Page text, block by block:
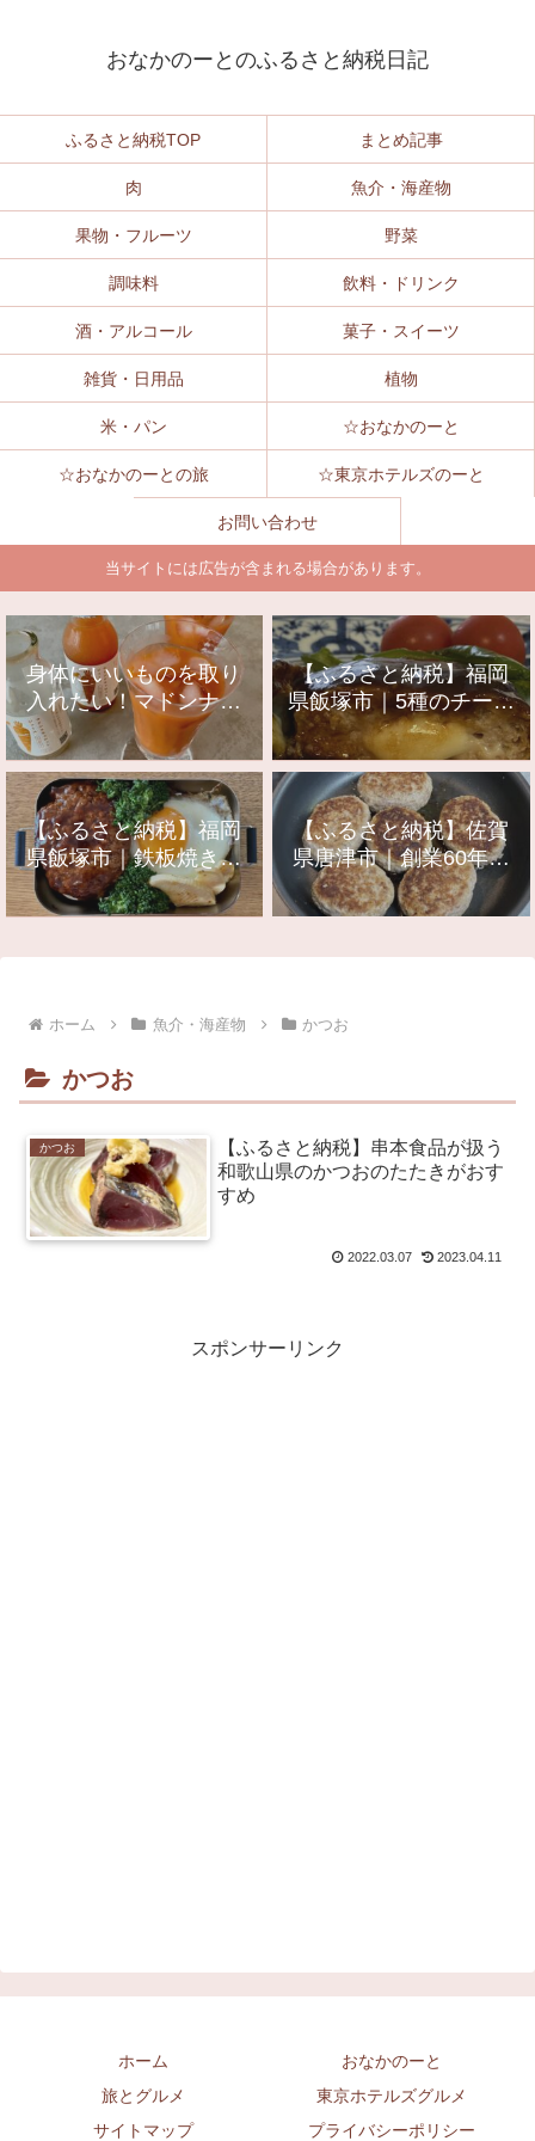
おなかのーとのふるさと納税日記
ふるさと納税TOP まとめ記事
肉 魚介・海産物
果物・フルーツ 野菜
調味料 飲料・ドリンク
酒・アルコール 菓子・スイーツ
雑貨・日用品 植物
米・パン ☆おなかのーと
☆おなかのーとの旅 ☆東京ホテルズのーと
お問い合わせ
当サイトには広告が含まれる場合があります。
身体にいいものを取り
入れたい！マドンナキ
ャロットを絞ったジュ
ース
【ふるさと納税】福岡
県飯塚市｜5種のチーズ
入り鉄板焼きハンバー
グ
【ふるさと納税】福岡
県飯塚市｜鉄板焼きハ
ンバーグ 20個
【ふるさと納税】佐賀
県唐津市｜創業60年老
舗肉屋の特上ハンバー
グ10個
ホーム 魚介・海産物 かつお
かつお
かつお
【ふるさと納税】串本食品が扱う
和歌山県のかつおのたたきがおす
すめ
2022.03.07 2023.04.11
スポンサーリンク
ホーム
おなかのーと
旅とグルメ
東京ホテルズグルメ
サイトマップ
プライバシーポリシー